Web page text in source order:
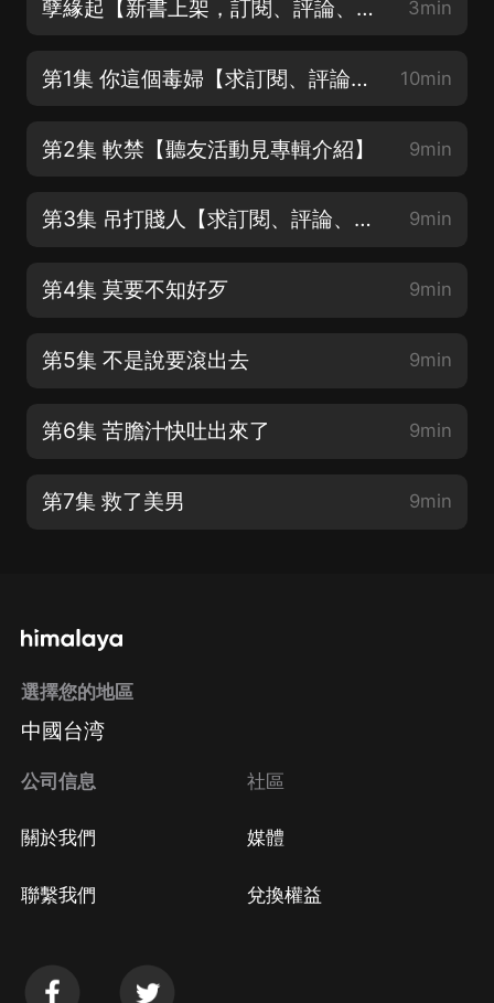
孽緣起【新書上架，訂閱、評論、月票，聽友活動見簡介】 3min
第1集 你這個毒婦【求訂閱、評論、月票、有聽友活動】 10min
第2集 軟禁【聽友活動見專輯介紹】 9min
第3集 吊打賤人【求訂閱、評論、月票】 9min
第4集 莫要不知好歹 9min
第5集 不是說要滾出去 9min
第6集 苦膽汁快吐出來了 9min
第7集 救了美男 9min
選擇您的地區
中國台湾
公司信息
關於我們
聯繫我們
社區
媒體
兌換權益